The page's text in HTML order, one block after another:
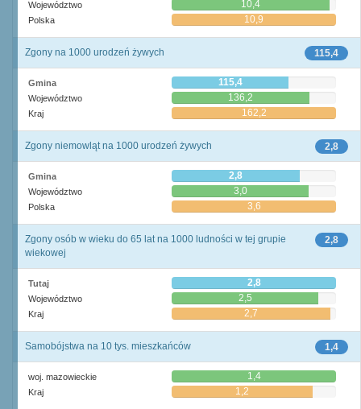
Województwo 10,4
Polska 10,9
115,4
Zgony na 1000 urodzeń żywych
Gmina 115,4
Województwo 136,2
Kraj 162,2
2,8
Zgony niemowląt na 1000 urodzeń żywych
Gmina 2,8
Województwo 3,0
Polska 3,6
2,8
Zgony osób w wieku do 65 lat na 1000 ludności w tej grupie
wiekowej
Tutaj 2,8
Województwo 2,5
Kraj 2,7
1,4
Samobójstwa na 10 tys. mieszkańców
woj. mazowieckie 1,4
Kraj 1,2